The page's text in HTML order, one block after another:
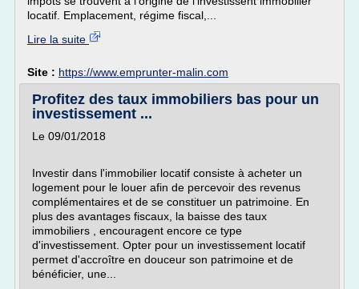
locatif. Emplacement, régime fiscal,...
Lire la suite
Site : https://www.emprunter-malin.com
Profitez des taux immobiliers bas pour un
investissement ...
Le 09/01/2018
Investir dans l'immobilier locatif consiste à acheter un
logement pour le louer afin de percevoir des revenus
complémentaires et de se constituer un patrimoine. En
plus des avantages fiscaux, la baisse des taux
immobiliers , encouragent encore ce type
d'investissement. Opter pour un investissement locatif
permet d'accroître en douceur son patrimoine et de
bénéficier, une...